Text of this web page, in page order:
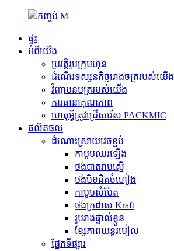
ផ្ទះ
អំពីយើង
ប្រវត្តិរូបក្រុមហ៊ុន
ដំណើរទស្សនកិច្ចរោងចក្ររបស់យើង
វិញ្ញាបនបត្ររបស់យើង
ការធានាគុណភាព
ហេតុអ្វីត្រូវជ្រើសរើស PACKMIC
ផលិតផល
ដំណោះស្រាយវេចខ្ចប់
កាបូបឈរឡើង
ថង់បាតរាបស្មើ
ថង់​បិទ​ជិត​ចំហៀង
កាបូបសំប៉ែត
ថង់ក្រដាស Kraft
រូបរាងផ្ទាល់ខ្លួន
ខ្សែភាពយន្តរមៀល
ផ្នែកទីផ្សារ